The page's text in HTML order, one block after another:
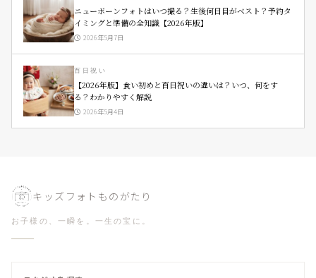
ニューボーンフォトはいつ撮る？生後何日目がベスト？予約タ
イミングと準備の全知識【2026年版】
2026年5月7日
百日祝い
【2026年版】食い初めと百日祝いの違いは？いつ、何をす
る？わかりやすく解説
2026年5月4日
キッズフォトものがたり
お子様の、一瞬を。一生の宝に。